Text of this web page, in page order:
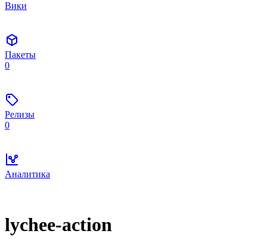
Вики
Пакеты
0
Релизы
0
Аналитика
lychee-action